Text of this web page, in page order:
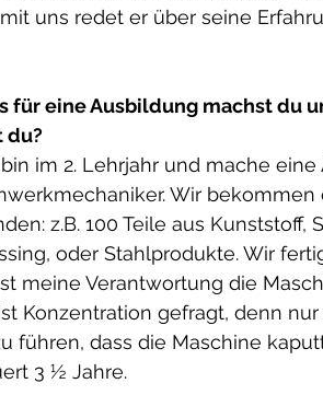
uns redet er über seine
für eine Ausbildung machst du
du?
im 2. Lehrjahr und mache
Wir
z.B. 100 Teile aus Kunststoff,
oder Stahlprodukte. Wir
meine Verantwortung die
Konzentration gefragt, denn
führen, dass die Maschine
3 ½ Jahre.